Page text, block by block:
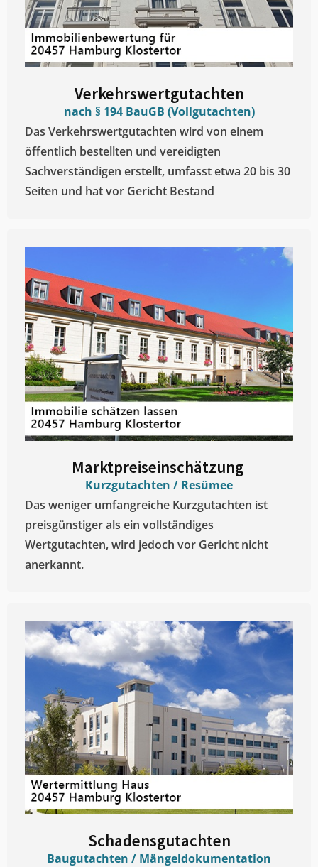
Verkehrswertgutachten
nach § 194 BauGB (Vollgutachten)
Das Verkehrswertgutachten wird von einem
öffentlich bestellten und vereidigten
Sachverständigen erstellt, umfasst etwa 20 bis 30
Seiten und hat vor Gericht Bestand
Marktpreiseinschätzung ​
Kurzgutachten / Resümee
Das weniger umfangreiche Kurzgutachten ist
preisgünstiger als ein vollständiges
Wertgutachten, wird jedoch vor Gericht nicht
anerkannt.
Schadensgutachten
Baugutachten / Mängeldokumentation